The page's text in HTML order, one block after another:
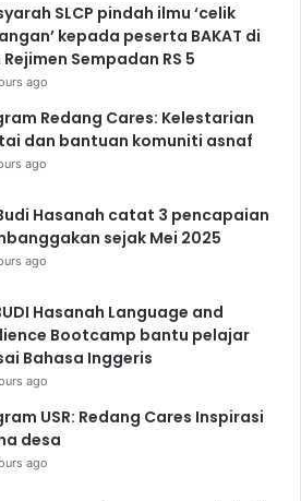
SLCP pindah ilmu ‘celik
kepada peserta BAKAT di
Rejimen Sempadan RS 5
ago
Redang Cares: Kelestarian
dan bantuan komuniti asnaf
ago
Hasanah catat 3 pencapaian
sejak Mei 2025
ago
Hasanah Language and
Bootcamp bantu pelajar
Bahasa Inggeris
ago
USR: Redang Cares Inspirasi
desa
ago